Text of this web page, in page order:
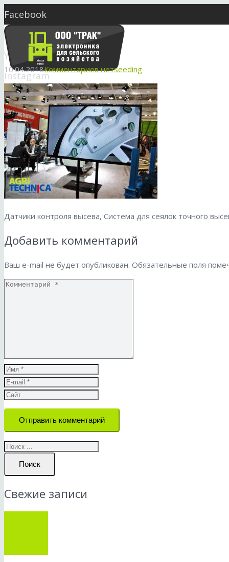
Facebook
Twitter
YouTube
Instagram
Skype
market@seeding.com.ua
10.04.2018Комментариев нетseeding
Датчики контроля высева, Система для сеялок точного
Добавить комментарий
Ваш e-mail не будет опубликован. Обязательные поля
Отправить комментарий
Поиск
Свежие записи